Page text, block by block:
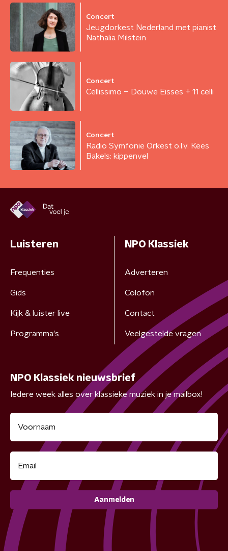
Concert
Jeugdorkest Nederland met pianist
Nathalia Milstein
Concert
Cellissimo – Douwe Eisses + 11 celli
Concert
Radio Symfonie Orkest o.l.v. Kees
Bakels: kippenvel
Luisteren
Frequenties
Gids
Kijk & luister live
Programma's
NPO Klassiek
Adverteren
Colofon
Contact
Veelgestelde vragen
NPO Klassiek nieuwsbrief
Iedere week alles over klassieke muziek in je mailbox!
Aanmelden